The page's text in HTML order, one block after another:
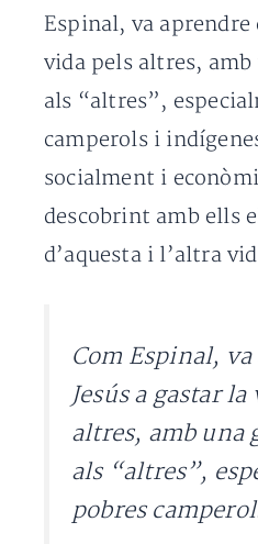
Espinal, va aprendre
vida pels altres,
als “altres”,
camperols i
socialment i
descobrint amb ells
d’aquesta i l’altra
Com Espinal,
Jesús a gastar
altres, amb una
als “altres”,
pobres